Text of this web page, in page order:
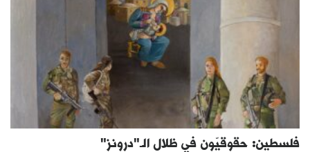
فلسطين: حقوقيّون في ظلال الـ"درونز"